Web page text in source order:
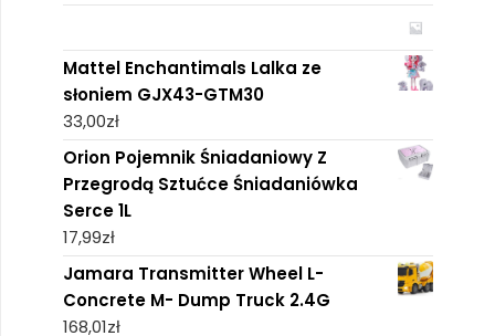
Mattel Enchantimals Lalka ze
słoniem GJX43-GTM30
33,00zł
Orion Pojemnik Śniadaniowy Z
Przegrodą Sztućce Śniadaniówka
Serce 1L
17,99zł
Jamara Transmitter Wheel L-
Concrete M- Dump Truck 2.4G
168,01zł